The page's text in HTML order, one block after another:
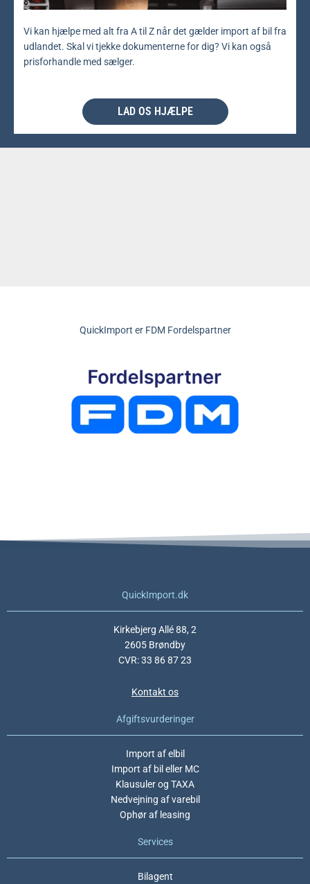
Vi kan hjælpe med alt fra A til Z når det gælder import af bil fra
udlandet. Skal vi tjekke dokumenterne for dig? Vi kan også
prisforhandle med sælger.
LAD OS HJÆLPE
QuickImport er FDM Fordelspartner
QuickImport.dk
Kirkebjerg Allé 88, 2
2605 Brøndby
CVR: 33 86 87 23
Kontakt os
Afgiftsvurderinger
Import af elbil
Import af bil eller MC
Klausuler og TAXA
Nedvejning af varebil
Ophør af leasing
Services
Bilagent